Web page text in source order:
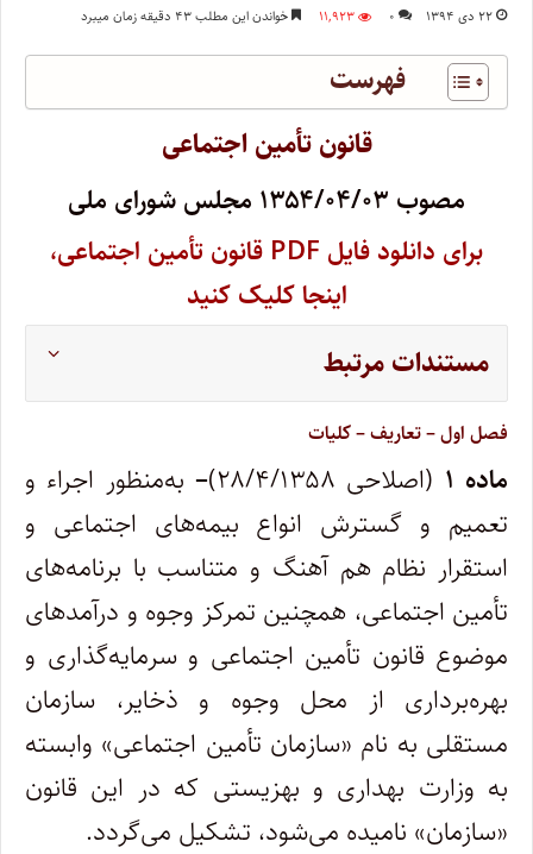
۲۲ دی ۱۳۹۴ ۰ ۱۱,۹۲۳ خواندن این مطلب ۴۳ دقیقه زمان میبرد
فهرست
قانون تأمین اجتماعی
مصوب ۱۳۵۴/۰۴/۰۳ مجلس شورای ملی
‌برای دانلود فایل PDF ‌قانون تأمین اجتماعی،
اینجا کلیک کنید
مستندات مرتبط
فصل اول – تعاریف – کلیات
ماده ۱ (اصلاحی ۲۸/۴/۱۳۵۸) – به‌منظور اجراء و
تعمیم و گسترش انواع بیمه‌های اجتماعی و
استقرار نظام هم آهنگ و متناسب با برنامه‌های
تأمین اجتماعی، همچنین تمرکز وجوه و درآمدهای
موضوع قانون تأمین اجتماعی و سرمایه‌گذاری و
بهره‌برداری از محل وجوه و ذخایر، سازمان
مستقلی به نام «سازمان تأمین اجتماعی» وابسته
به وزارت بهداری و بهزیستی که در این قانون
«سازمان» نامیده می‌شود، تشکیل می‌گردد.